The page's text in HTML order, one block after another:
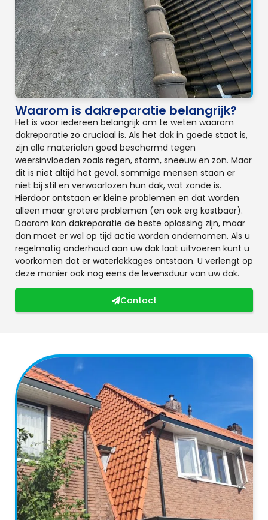
Waarom is dakreparatie belangrijk?
Het is voor iedereen belangrijk om te weten waarom
dakreparatie zo cruciaal is. Als het dak in goede staat is,
zijn alle materialen goed beschermd tegen
weersinvloeden zoals regen, storm, sneeuw en zon. Maar
dit is niet altijd het geval, sommige mensen staan er
niet bij stil en verwaarlozen hun dak, wat zonde is.
Hierdoor ontstaan er kleine problemen en dat worden
alleen maar grotere problemen (en ook erg kostbaar).
Daarom kan dakreparatie de beste oplossing zijn, maar
dan moet er wel op tijd actie worden ondernomen. Als u
regelmatig onderhoud aan uw dak laat uitvoeren kunt u
voorkomen dat er waterlekkages ontstaan. U verlengt op
deze manier ook nog eens de levensduur van uw dak.
Contact